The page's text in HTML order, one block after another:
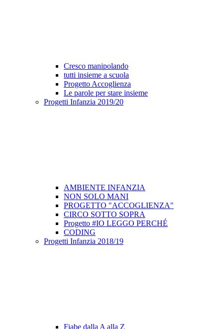
Cresco manipolando
tutti insieme a scuola
Progetto Accoglienza
Le parole per stare insieme
Progetti Infanzia 2019/20
AMBIENTE INFANZIA
NON SOLO MANI
PROGETTO "ACCOGLIENZA"
CIRCO SOTTO SOPRA
Progetto #IO LEGGO PERCHÉ
CODING
Progetti Infanzia 2018/19
Fiabe dalla A alla Z